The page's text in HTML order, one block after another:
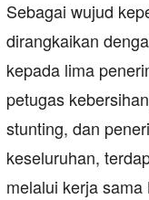
Sebagai wujud
dirangkaikan
kepada lima
petugas
stunting, dan
keseluruhan,
melalui kerja